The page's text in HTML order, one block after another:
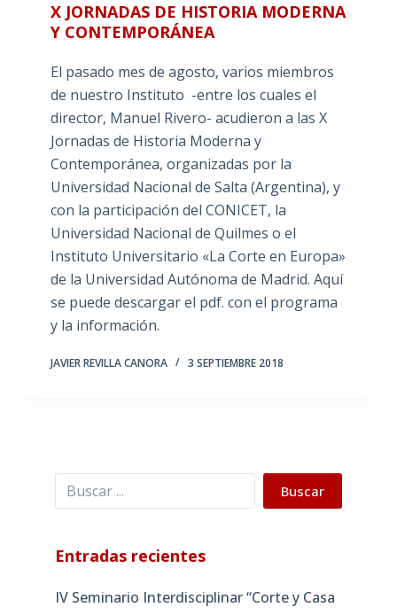
X JORNADAS DE HISTORIA MODERNA
Y CONTEMPORÁNEA
El pasado mes de agosto, varios miembros
de nuestro Instituto -entre los cuales el
director, Manuel Rivero- acudieron a las X
Jornadas de Historia Moderna y
Contemporánea, organizadas por la
Universidad Nacional de Salta (Argentina), y
con la participación del CONICET, la
Universidad Nacional de Quilmes o el
Instituto Universitario «La Corte en Europa»
de la Universidad Autónoma de Madrid. Aquí
se puede descargar el pdf. con el programa
y la información.
JAVIER REVILLA CANORA 3 SEPTIEMBRE 2018
Buscar Buscar
Entradas recientes
IV Seminario Interdisciplinar “Corte y Casa